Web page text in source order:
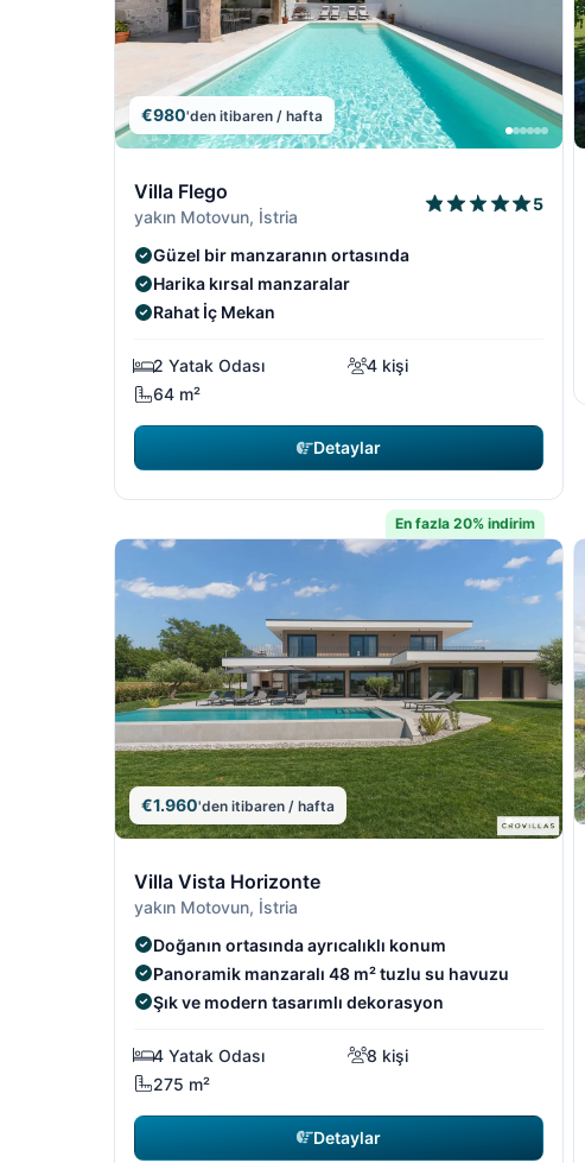
€980'den itibaren / hafta
Villa Flego
yakın Motovun, İstria
5
Güzel bir manzaranın ortasında
Harika kırsal manzaralar
Rahat İç Mekan
2 Yatak Odası
4 kişi
64 m²
Detaylar
En fazla 20% indirim
€1.960'den itibaren / hafta
Villa Vista Horizonte
yakın Motovun, İstria
Doğanın ortasında ayrıcalıklı konum
Panoramik manzaralı 48 m² tuzlu su havuzu
Şık ve modern tasarımlı dekorasyon
4 Yatak Odası
8 kişi
275 m²
Detaylar